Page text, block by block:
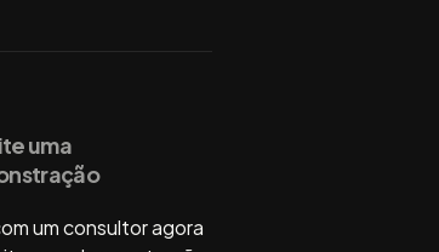
uma
um consultor agora